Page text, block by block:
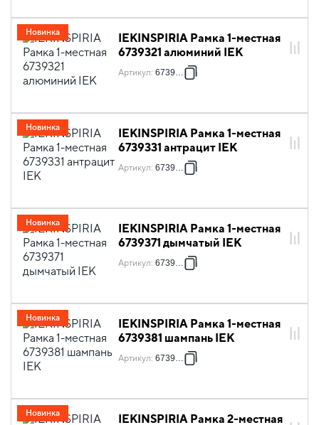
IEKINSPIRIA Рамка 1-местная
6739321 алюминий IEK
Артикул: 6739321
Новинка
IEKINSPIRIA Рамка 1-местная
6739331 антрацит IEK
Артикул: 6739331
Новинка
IEKINSPIRIA Рамка 1-местная
6739371 дымчатый IEK
Артикул: 6739371
Новинка
IEKINSPIRIA Рамка 1-местная
6739381 шампань IEK
Артикул: 6739381
Новинка
IEKINSPIRIA Рамка 2-местная
Новинка